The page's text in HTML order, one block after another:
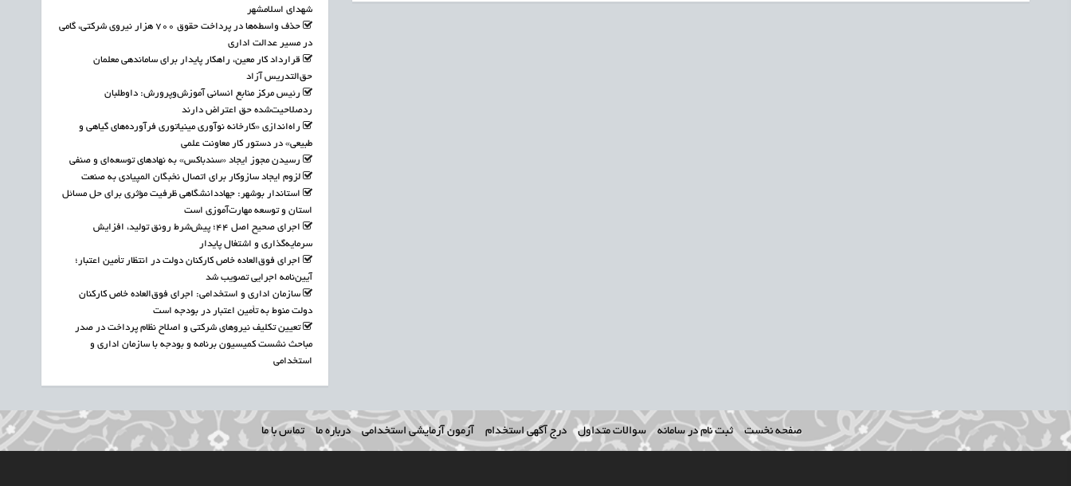
شهدای اسلامشهر
حذف واسطه‌ها در پرداخت حقوق ۷۰۰ هزار نیروی شرکتی، گامی
در مسیر عدالت اداری
قرارداد کار معین، راهکار پایدار برای ساماندهی معلمان
حق‌التدریس آزاد
رئیس مرکز منابع انسانی آموزش‌وپرورش: داوطلبان
ردصلاحیت‌شده حق اعتراض دارند
راه‌اندازی «کارخانه نوآوری مینیاتوری فرآورده‌های گیاهی و
طبیعی» در دستور کار معاونت علمی
رسیدن مجوز ایجاد «سندباکس» به نهادهای توسعه‌ای و صنفی
لزوم ایجاد سازوکار برای اتصال نخبگان المپیادی به صنعت
استاندار بوشهر: جهاددانشگاهی ظرفیت مؤثری برای حل مسائل
استان و توسعه مهارت‌آموزی است
اجرای صحیح اصل ۴۴؛ پیش‌شرط رونق تولید، افزایش
سرمایه‌گذاری و اشتغال پایدار
اجرای فوق‌العاده خاص کارکنان دولت در انتظار تأمین اعتبار؛
آیین‌نامه اجرایی تصویب شد
سازمان اداری و استخدامی: اجرای فوق‌العاده خاص کارکنان
دولت منوط به تأمین اعتبار در بودجه است
تعیین تکلیف نیروهای شرکتی و اصلاح نظام پرداخت در صدر
مباحث نشست کمیسیون برنامه و بودجه با سازمان اداری و
استخدامی
صفحه نخست ثبت نام در سامانه سوالات متداول درج آگهی استخدام آزمون آزمایشی استخدامی درباره ما تماس با ما